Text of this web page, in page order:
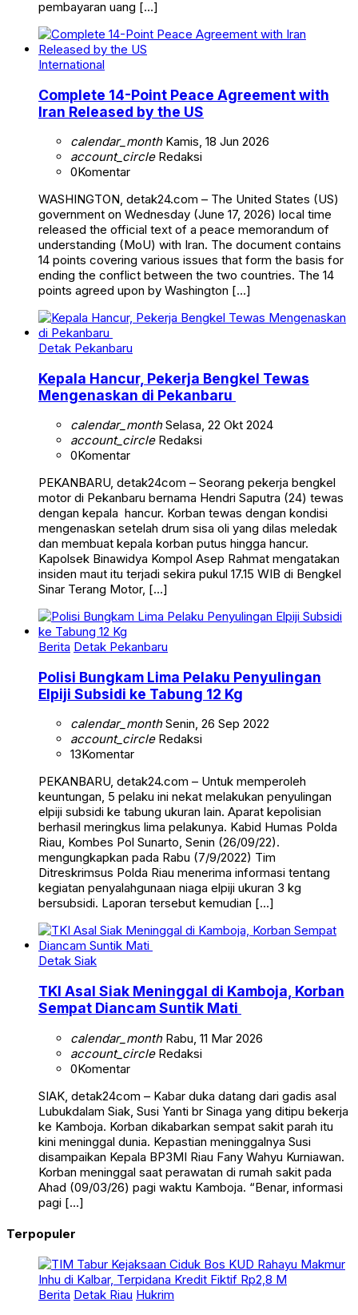
pembayaran uang […]
International
Complete 14-Point Peace Agreement with
Iran Released by the US
calendar_monthKamis, 18 Jun 2026
account_circleRedaksi
0Komentar
WASHINGTON, detak24.com – The United States (US)
government on Wednesday (June 17, 2026) local time
released the official text of a peace memorandum of
understanding (MoU) with Iran. The document contains
14 points covering various issues that form the basis for
ending the conflict between the two countries. The 14
points agreed upon by Washington […]
Detak Pekanbaru
Kepala Hancur, Pekerja Bengkel Tewas
Mengenaskan di Pekanbaru
calendar_monthSelasa, 22 Okt 2024
account_circleRedaksi
0Komentar
PEKANBARU, detak24com – Seorang pekerja bengkel
motor di Pekanbaru bernama Hendri Saputra (24) tewas
dengan kepala hancur. Korban tewas dengan kondisi
mengenaskan setelah drum sisa oli yang dilas meledak
dan membuat kepala korban putus hingga hancur.
Kapolsek Binawidya Kompol Asep Rahmat mengatakan
insiden maut itu terjadi sekira pukul 17.15 WIB di Bengkel
Sinar Terang Motor, […]
Berita Detak Pekanbaru
Polisi Bungkam Lima Pelaku Penyulingan
Elpiji Subsidi ke Tabung 12 Kg
calendar_monthSenin, 26 Sep 2022
account_circleRedaksi
13Komentar
PEKANBARU, detak24.com – Untuk memperoleh
keuntungan, 5 pelaku ini nekat melakukan penyulingan
elpiji subsidi ke tabung ukuran lain. Aparat kepolisian
berhasil meringkus lima pelakunya. Kabid Humas Polda
Riau, Kombes Pol Sunarto, Senin (26/09/22).
mengungkapkan pada Rabu (7/9/2022) Tim
Ditreskrimsus Polda Riau menerima informasi tentang
kegiatan penyalahgunaan niaga elpiji ukuran 3 kg
bersubsidi. Laporan tersebut kemudian […]
Detak Siak
TKI Asal Siak Meninggal di Kamboja, Korban
Sempat Diancam Suntik Mati
calendar_monthRabu, 11 Mar 2026
account_circleRedaksi
0Komentar
SIAK, detak24com – Kabar duka datang dari gadis asal
Lubukdalam Siak, Susi Yanti br Sinaga yang ditipu bekerja
ke Kamboja. Korban dikabarkan sempat sakit parah itu
kini meninggal dunia. Kepastian meninggalnya Susi
disampaikan Kepala BP3MI Riau Fany Wahyu Kurniawan.
Korban meninggal saat perawatan di rumah sakit pada
Ahad (09/03/26) pagi waktu Kamboja. “Benar, informasi
pagi […]
Terpopuler
Berita Detak Riau Hukrim